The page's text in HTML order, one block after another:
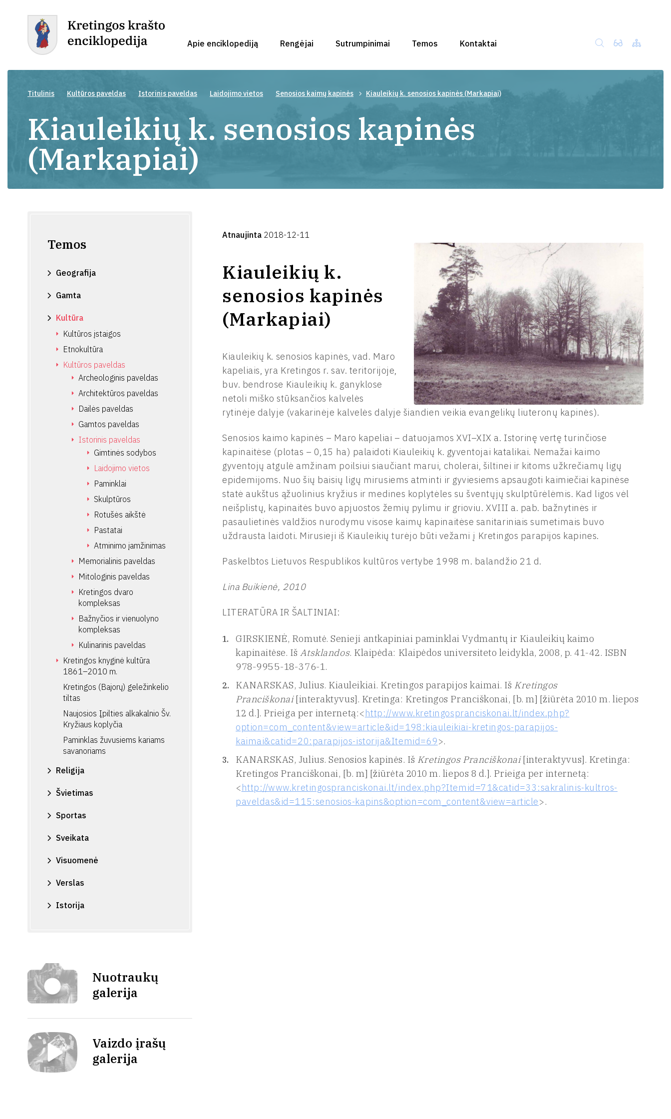
Apie enciklopediją Rengėjai Sutrumpinimai Temos Kontaktai
Titulinis Kultūros paveldas Istorinis paveldas Laidojimo vietos Senosios kaimų kapinės Kiauleikių k. senosios kapinės (Markapiai)
Kiauleikių k. senosios kapinės
(Markapiai)
Temos
Geografija
Gamta
Kultūra
Kultūros įstaigos
Etnokultūra
Kultūros paveldas
Archeologinis paveldas
Architektūros paveldas
Dailės paveldas
Gamtos paveldas
Istorinis paveldas
Gimtinės sodybos
Laidojimo vietos
Paminklai
Skulptūros
Rotušės aikštė
Pastatai
Atminimo įamžinimas
Memorialinis paveldas
Mitologinis paveldas
Kretingos dvaro
kompleksas
Bažnyčios ir vienuolyno
kompleksas
Kulinarinis paveldas
Kretingos knyginė kultūra
1861–2010 m.
Kretingos (Bajorų) geležinkelio
tiltas
Naujosios Įpilties alkakalnio Šv.
Kryžiaus koplyčia
Paminklas žuvusiems kariams
savanoriams
Religija
Švietimas
Sportas
Sveikata
Visuomenė
Verslas
Istorija
Nuotraukų
galerija
Vaizdo įrašų
galerija
Atnaujinta 2018-12-11
Kiauleikių k.
senosios kapinės
(Markapiai)
Kiauleikių k. senosios kapinės, vad. Maro
kapeliais, yra Kretingos r. sav. teritorijoje,
buv. bendrose Kiauleikių k. ganyklose
netoli miško stūksančios kalvelės
rytinėje dalyje (vakarinėje kalvelės dalyje šiandien veikia evangelikų liuteronų kapinės).
Senosios kaimo kapinės – Maro kapeliai – datuojamos XVI–XIX a. Istorinę vertę turinčiose
kapinaitėse (plotas – 0,15 ha) palaidoti Kiauleikių k. gyventojai katalikai. Nemažai kaimo
gyventojų atgulė amžinam poilsiui siaučiant marui, cholerai, šiltinei ir kitoms užkrečiamų ligų
epidemijoms. Nuo šių baisių ligų mirusiems atminti ir gyviesiems apsaugoti kaimiečiai kapinėse
statė aukštus ąžuolinius kryžius ir medines koplytėles su šventųjų skulptūrėlėmis. Kad ligos vėl
neišplistų, kapinaitės buvo apjuostos žemių pylimu ir grioviu. XVIII a. pab. bažnytinės ir
pasaulietinės valdžios nurodymu visose kaimų kapinaitėse sanitariniais sumetimais buvo
uždrausta laidoti. Mirusieji iš Kiauleikių turėjo būti vežami į Kretingos parapijos kapines.
Paskelbtos Lietuvos Respublikos kultūros vertybe 1998 m. balandžio 21 d.
Lina Buikienė, 2010
LITERATŪRA IR ŠALTINIAI:
GIRSKIENĖ, Romutė. Senieji antkapiniai paminklai Vydmantų ir Kiauleikių kaimo
kapinaitėse. Iš Atsklandos. Klaipėda: Klaipėdos universiteto leidykla, 2008, p. 41-42. ISBN
978-9955-18-376-1.
KANARSKAS, Julius. Kiauleikiai. Kretingos parapijos kaimai. Iš Kretingos
Pranciškonai[interaktyvus]. Kretinga: Kretingos Pranciškonai, [b. m] [žiūrėta 2010 m. liepos
12 d.]. Prieiga per internetą:<http://www.kretingospranciskonai.lt/index.php?
option=com_content&view=article&id=198:kiauleikiai-kretingos-parapijos-
kaimai&catid=20:parapijos-istorija&Itemid=69>.
KANARSKAS, Julius. Senosios kapinės. Iš Kretingos Pranciškonai[interaktyvus]. Kretinga:
Kretingos Pranciškonai, [b. m] [žiūrėta 2010 m. liepos 8 d.]. Prieiga per internetą:
<http://www.kretingospranciskonai.lt/index.php?Itemid=71&catid=33:sakralinis-kultros-
paveldas&id=115:senosios-kapins&option=com_content&view=article>.